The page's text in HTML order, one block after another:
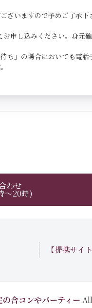
いますので予めご了承
申し込みください。身元
」の場合においても電
わせ
～20時)
【提携サイ
合コンやパーティー